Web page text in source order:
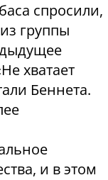
спросили,
группы
хватает
Беннета.
и в этом